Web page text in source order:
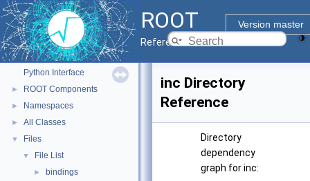
ROOT
Version master
Reference Guide
▼ ROOT
ROOT Reference Documentation
Tutorials
Python Interface
► ROOT Components
► Namespaces
► All Classes
▼ Files
▼ File List
► bindings
inc Directory
Reference
Directory
dependency
graph for inc: